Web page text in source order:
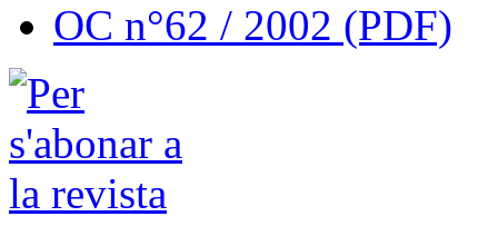
OC n°62 / 2002 (PDF)